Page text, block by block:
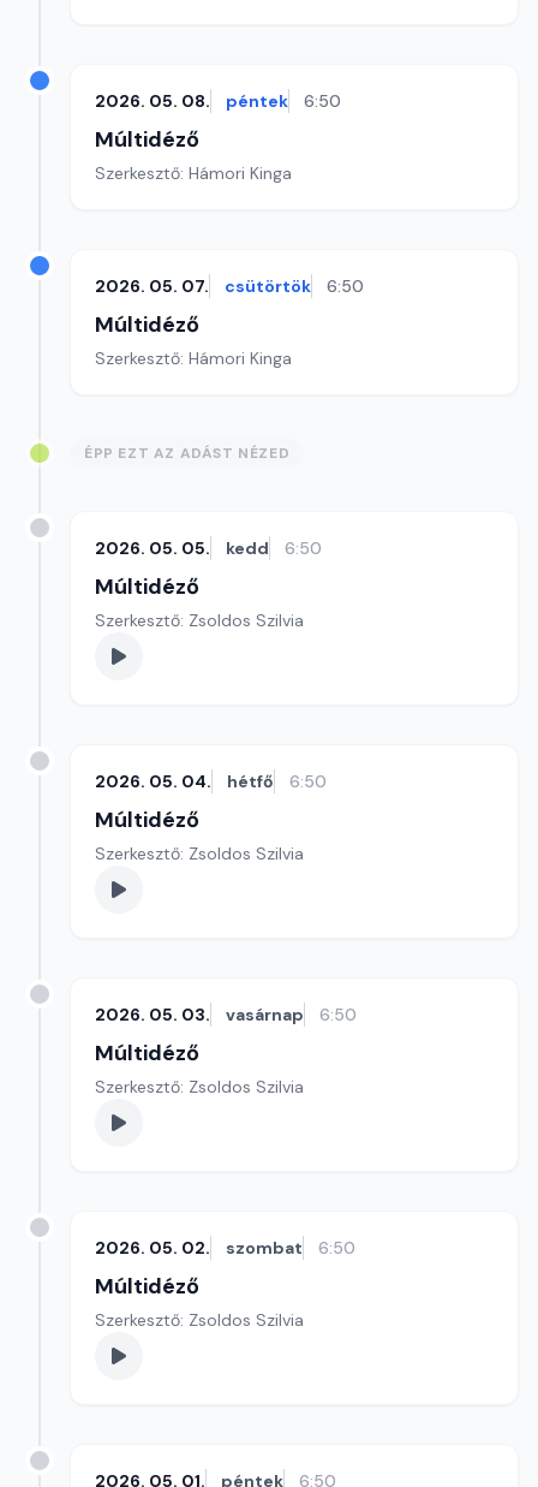
2026. 05. 08. péntek 6:50
Múltidéző
Szerkesztő: Hámori Kinga
2026. 05. 07. csütörtök 6:50
Múltidéző
Szerkesztő: Hámori Kinga
ÉPP EZT AZ ADÁST NÉZED
2026. 05. 05. kedd 6:50
Múltidéző
Szerkesztő: Zsoldos Szilvia
2026. 05. 04. hétfő 6:50
Múltidéző
Szerkesztő: Zsoldos Szilvia
2026. 05. 03. vasárnap 6:50
Múltidéző
Szerkesztő: Zsoldos Szilvia
2026. 05. 02. szombat 6:50
Múltidéző
Szerkesztő: Zsoldos Szilvia
2026. 05. 01. péntek 6:50